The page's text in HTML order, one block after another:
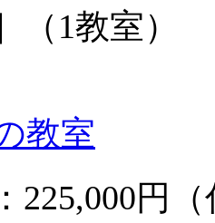
（1教室）
教室
円（